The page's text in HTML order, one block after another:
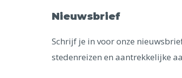
Nieuwsbrief
Schrijf je in voor onze
stedenreizen en aantrekkelijke